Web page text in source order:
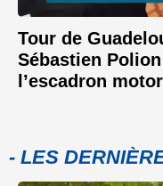
Tour de
Sébastien
l’escadron
- LES